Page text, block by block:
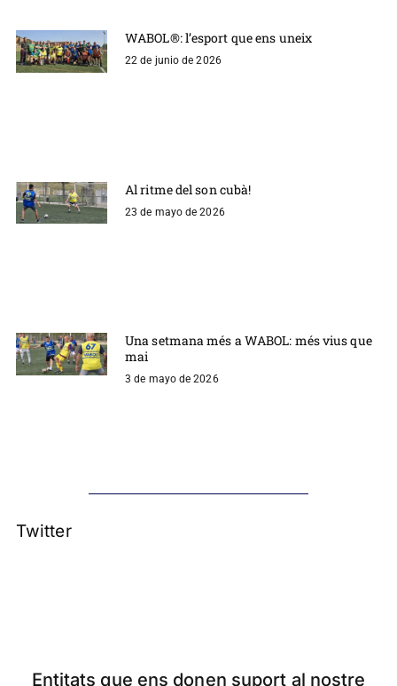
WABOL®: l’esport que ens uneix
22 de junio de 2026
Al ritme del son cubà!
23 de mayo de 2026
Una setmana més a WABOL: més vius que
mai
3 de mayo de 2026
Twitter
Entitats que ens donen suport al nostre